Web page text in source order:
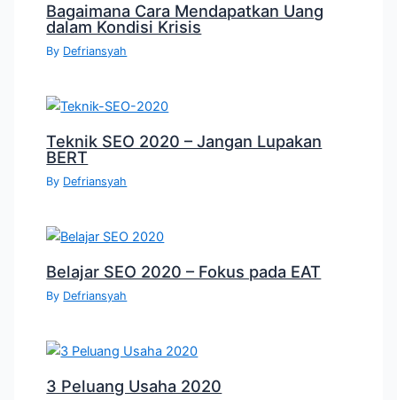
Bagaimana Cara Mendapatkan Uang
dalam Kondisi Krisis
By Defriansyah
Teknik SEO 2020 – Jangan Lupakan
BERT
By Defriansyah
Belajar SEO 2020 – Fokus pada EAT
By Defriansyah
3 Peluang Usaha 2020